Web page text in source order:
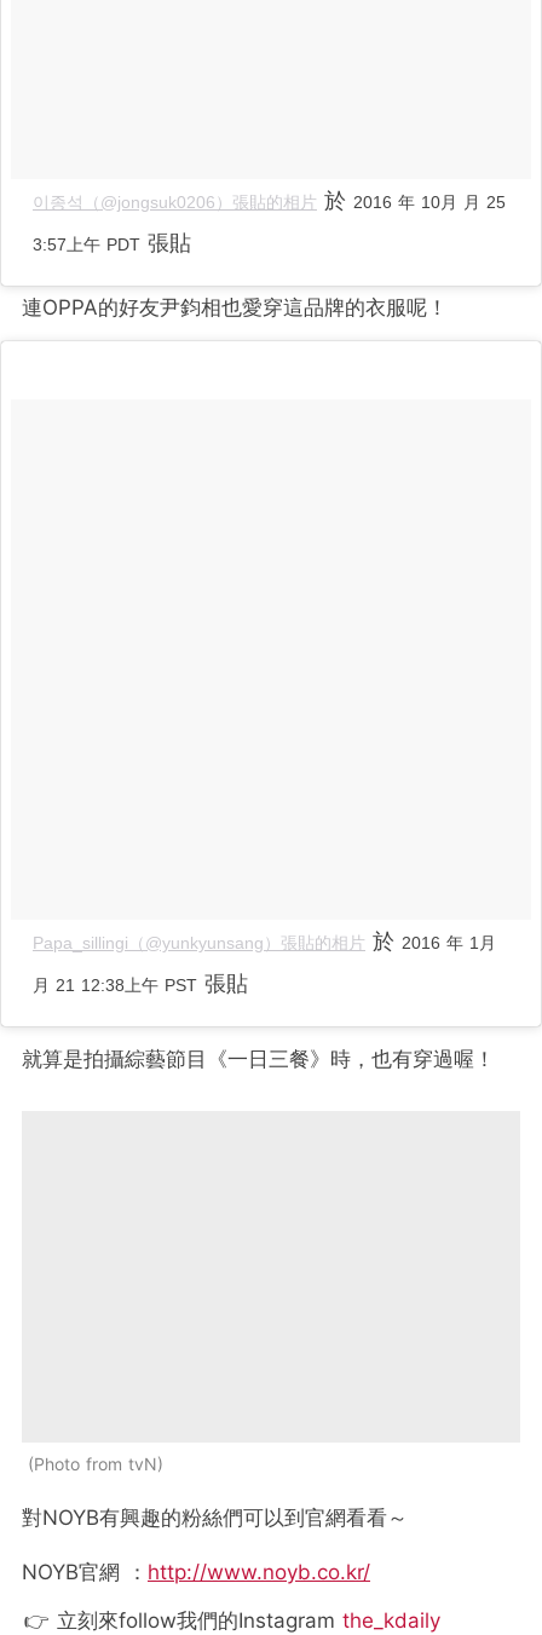
이종석（@jongsuk0206）張貼的相片 於 2016 年 10月 月 25
3:57上午 PDT 張貼
連OPPA的好友尹鈞相也愛穿這品牌的衣服呢！
Papa_sillingi（@yunkyunsang）張貼的相片 於 2016 年 1月
月 21 12:38上午 PST 張貼
就算是拍攝綜藝節目《一日三餐》時，也有穿過喔！
Photo from tvN
對NOYB有興趣的粉絲們可以到官網看看～
NOYB官網 ： http://www.noyb.co.kr/
👉 立刻來follow我們的Instagram the_kdaily